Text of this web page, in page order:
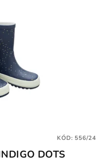
DOTS
KÓD: 556/24